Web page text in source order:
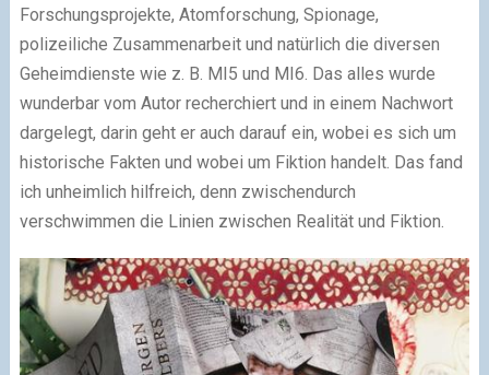
Forschungsprojekte, Atomforschung, Spionage,
polizeiliche Zusammenarbeit und natürlich die diversen
Geheimdienste wie z. B. MI5 und MI6. Das alles wurde
wunderbar vom Autor recherchiert und in einem Nachwort
dargelegt, darin geht er auch darauf ein, wobei es sich um
historische Fakten und wobei um Fiktion handelt. Das fand
ich unheimlich hilfreich, denn zwischendurch
verschwimmen die Linien zwischen Realität und Fiktion.